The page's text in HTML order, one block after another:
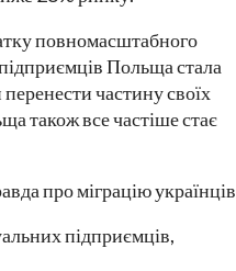
повномасштабного
Польща стала
частину своїх
також все частіше стає
про міграцію українців
підприємців,